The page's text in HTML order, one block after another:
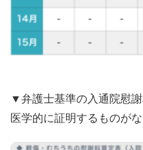
▼弁護士基準の入通院慰
医学的に証明するものがな